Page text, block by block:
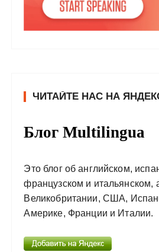
ЧИТАЙТЕ НАС НА
Блог Multilingua
Это блог об английском,
французском и итальянском,
Великобритании, США,
Америке, Франции и Италии.